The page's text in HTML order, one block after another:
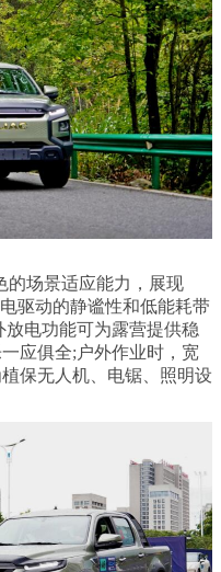
场景适应能力，展现
驱动的静谧性和低能耗带
电功能可为露营提供稳
应俱全;户外作业时，宽
保无人机、电锯、照明设